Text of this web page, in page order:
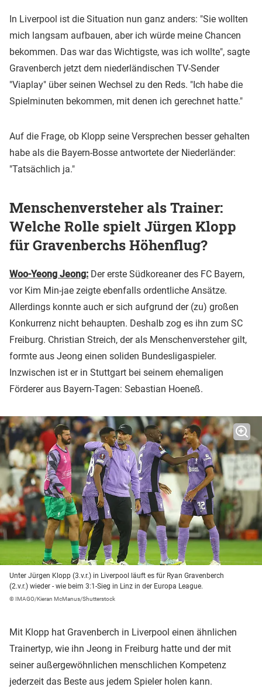
In Liverpool ist die Situation nun ganz anders: "Sie wollten
mich langsam aufbauen, aber ich würde meine Chancen
bekommen. Das war das Wichtigste, was ich wollte", sagte
Gravenberch jetzt dem niederländischen TV-Sender
"Viaplay" über seinen Wechsel zu den Reds. "Ich habe die
Spielminuten bekommen, mit denen ich gerechnet hatte."
Auf die Frage, ob Klopp seine Versprechen besser gehalten
habe als die Bayern-Bosse antwortete der Niederländer:
"Tatsächlich ja."
Menschenversteher als Trainer:
Welche Rolle spielt Jürgen Klopp
für Gravenberchs Höhenflug?
Woo-Yeong Jeong: Der erste Südkoreaner des FC Bayern,
vor Kim Min-jae zeigte ebenfalls ordentliche Ansätze.
Allerdings konnte auch er sich aufgrund der (zu) großen
Konkurrenz nicht behaupten. Deshalb zog es ihn zum SC
Freiburg. Christian Streich, der als Menschenversteher gilt,
formte aus Jeong einen soliden Bundesligaspieler.
Inzwischen ist er in Stuttgart bei seinem ehemaligen
Förderer aus Bayern-Tagen: Sebastian Hoeneß.
Unter Jürgen Klopp (3.v.r.) in Liverpool läuft es für Ryan Gravenberch
(2.v.r.) wieder - wie beim 3:1-Sieg in Linz in der Europa League.
© IMAGO/Kieran McManus/Shutterstock
Mit Klopp hat Gravenberch in Liverpool einen ähnlichen
Trainertyp, wie ihn Jeong in Freiburg hatte und der mit
seiner außergewöhnlichen menschlichen Kompetenz
jederzeit das Beste aus jedem Spieler holen kann.